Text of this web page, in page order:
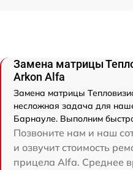
Замена матрицы
Arkon Alfa
Замена матрицы
несложная задача для
Барнауле. Выполним
Позвоните нам и наш
и озвучит стоимость
прицела Alfa. Среднее